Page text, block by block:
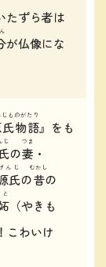
たずら者は
が仏像にな
物語
じものがたり
』をも
じ
の妻
つま
・
氏
んじ
の昔
むかし
の
（やきも
こわいけ